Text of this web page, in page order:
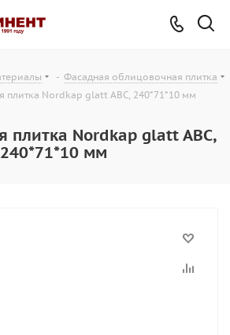
- Фасадная облицовочная плитка
плитка Nordkap glatt ABC, 240*71*10 мм
плитка Nordkap glatt ABC,
240*71*10 мм